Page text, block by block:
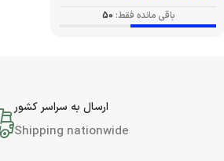
باقی مانده فقط: 50
ارسال به سراسر کشور
Shipping nationwide